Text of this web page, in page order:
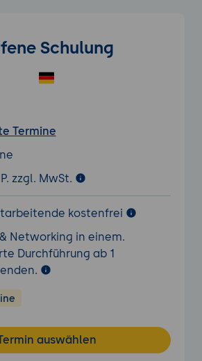
Schulung
Termine
zzgl. MwSt.
kostenfrei
Networking in einem.
Durchführung ab 1
auswählen